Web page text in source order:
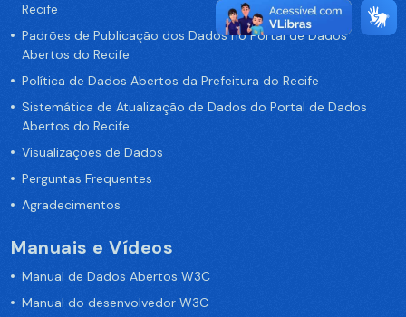
Recife
Padrões de Publicação dos Dados no Portal de Dados
Abertos do Recife
Política de Dados Abertos da Prefeitura do Recife
Sistemática de Atualização de Dados do Portal de Dados
Abertos do Recife
Visualizações de Dados
Perguntas Frequentes
Agradecimentos
Manuais e Vídeos
Manual de Dados Abertos W3C
Manual do desenvolvedor W3C